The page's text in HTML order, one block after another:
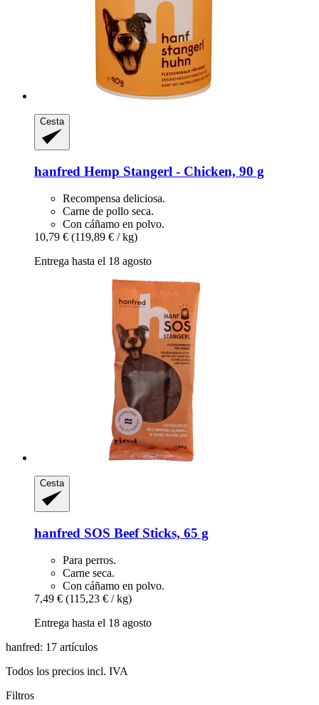
Cesta
hanfred Hemp Stangerl -​ Chicken, 90 g
Recompensa deliciosa.
Carne de pollo seca.
Con cáñamo en polvo.
10,79 € (119,89 € / kg)
Entrega hasta el 18 agosto
Cesta
hanfred SOS Beef Sticks, 65 g
Para perros.
Carne seca.
Con cáñamo en polvo.
7,49 € (115,23 € / kg)
Entrega hasta el 18 agosto
hanfred: 17 artículos
Todos los precios incl. IVA
Filtros